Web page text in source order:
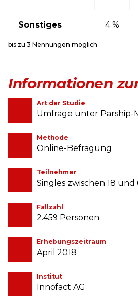
Sonstiges 4 %
bis zu 3 Nennungen möglich
Informationen
Art der Studie
Umfrage unter Parship-
Methode
Online-Befragung
Teilnehmer
Singles zwischen 18 und
Fallzahl
2.459 Personen
Erhebungszeitraum
April 2018
Institut
Innofact AG